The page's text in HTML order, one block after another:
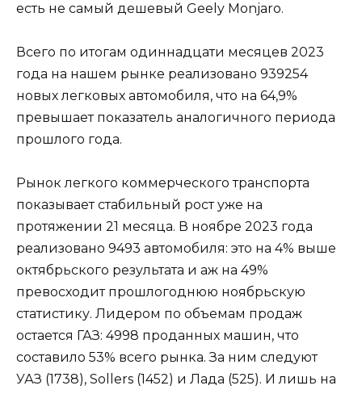
есть не самый дешевый Geely Monjaro.
Всего по итогам одиннадцати месяцев 2023
года на нашем рынке реализовано 939254
новых легковых автомобиля, что на 64,9%
превышает показатель аналогичного периода
прошлого года.
Рынок легкого коммерческого транспорта
показывает стабильный рост уже на
протяжении 21 месяца. В ноябре 2023 года
реализовано 9493 автомобиля: это на 4% выше
октябрьского результата и аж на 49%
превосходит прошлогоднюю ноябрьскую
статистику. Лидером по объемам продаж
остается ГАЗ: 4998 проданных машин, что
составило 53% всего рынка. За ним следуют
УАЗ (1738), Sollers (1452) и Лада (525). И лишь на